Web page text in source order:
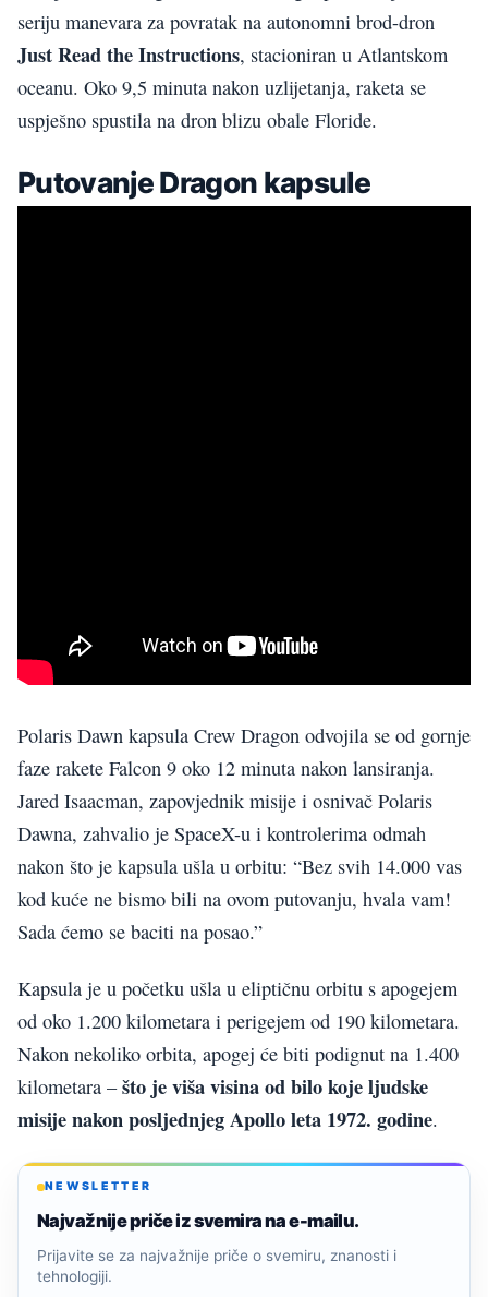
seriju manevara za povratak na autonomni brod-dron
Just Read the Instructions, stacioniran u Atlantskom
oceanu. Oko 9,5 minuta nakon uzlijetanja, raketa se
uspješno spustila na dron blizu obale Floride.
Putovanje Dragon kapsule
Polaris Dawn kapsula Crew Dragon odvojila se od gornje
faze rakete Falcon 9 oko 12 minuta nakon lansiranja.
Jared Isaacman, zapovjednik misije i osnivač Polaris
Dawna, zahvalio je SpaceX-u i kontrolerima odmah
nakon što je kapsula ušla u orbitu: “Bez svih 14.000 vas
kod kuće ne bismo bili na ovom putovanju, hvala vam!
Sada ćemo se baciti na posao.”
Kapsula je u početku ušla u eliptičnu orbitu s apogejem
od oko 1.200 kilometara i perigejem od 190 kilometara.
Nakon nekoliko orbita, apogej će biti podignut na 1.400
kilometara –što je viša visina od bilo koje ljudske
misije nakon posljednjeg Apollo leta 1972. godine.
NEWSLETTER
Najvažnije priče iz svemira na e-mailu.
Prijavite se za najvažnije priče o svemiru, znanosti i
tehnologiji.